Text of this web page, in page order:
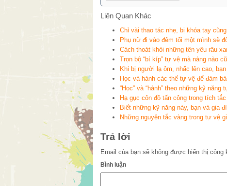
Liên Quan Khác
Chỉ vài thao tác nhẹ, bị khóa tay
Phụ nữ đi vào đêm tối một mình sẽ
Cách thoát khỏi những tên yêu râu
Trọn bộ “bí kíp” tự vệ mà nàng nào
Khi bị người lạ ôm, nhấc lên cao,
Học và hành các thế tự vệ để đảm
“Học” và “hành” theo những kỹ
Hạ gục côn đồ tấn công trong tích
Biết những kỹ năng này, bạn và gia
Những nguyên tắc vàng trong tự vệ
Trả lời
Email của bạn sẽ không được hiển thị công
Bình luận